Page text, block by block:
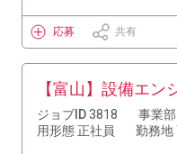
応募 共有
【富山】設備エ
ジョブID3818 事業部
用形態 正社員 勤務地